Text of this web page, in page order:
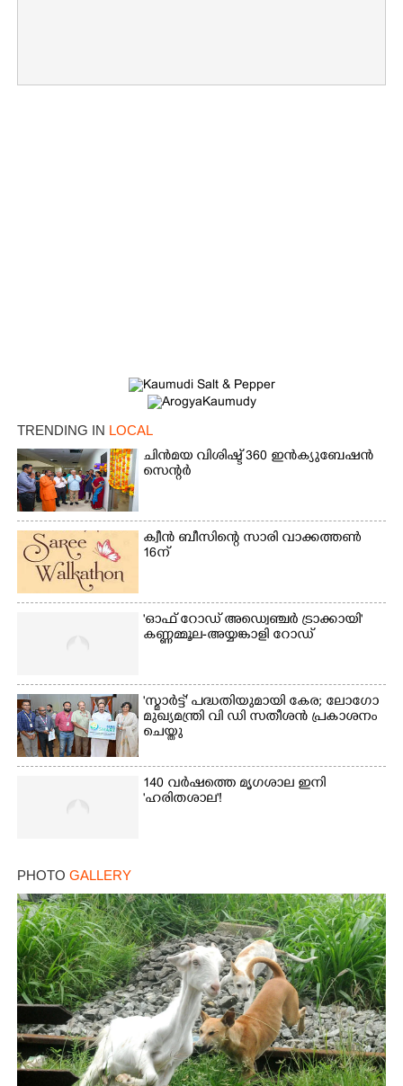
TRENDING IN LOCAL
ചിൻമയ വിശിഷ്ട് 360 ഇൻക്യുബേഷൻ
സെന്റർ
ക്വീൻ ബീസിന്റെ സാരി വാക്കത്തൺ
16ന്
'ഓഫ് റോഡ് അഡ്വെഞ്ചർ ട്രാക്കായി'
കണ്ണമ്മൂല-അയ്യങ്കാളി റോഡ്
'സ്മാർട്ട്' പദ്ധതിയുമായി കേര; ലോഗോ
മുഖ്യമന്ത്രി വി ഡി സതീശൻ പ്രകാശനം
ചെയ്തു
140 വർഷത്തെ മൃഗശാല ഇനി
'ഹരിതശാല'!
PHOTO GALLERY